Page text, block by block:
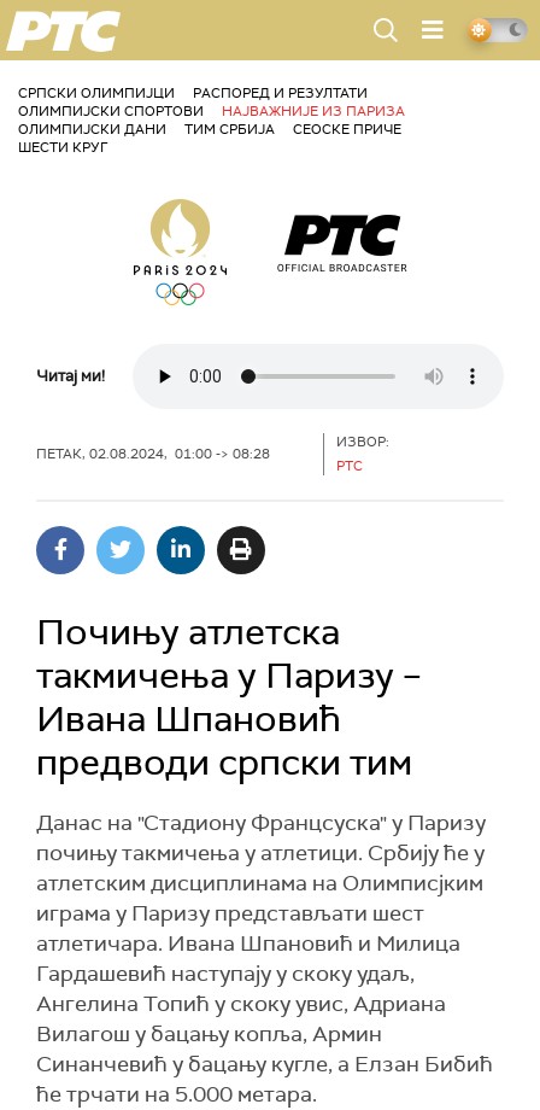
РТС
СРПСКИ ОЛИМПИЈЦИ
РАСПОРЕД И РЕЗУЛТАТИ
ОЛИМПИЈСКИ СПОРТОВИ
НАЈВАЖНИЈЕ ИЗ ПАРИЗА
ОЛИМПИЈСКИ ДАНИ
ТИМ СРБИЈА
СЕОСКЕ ПРИЧЕ
ШЕСТИ КРУГ
Читај ми!
ПЕТАК, 02.08.2024, 01:00 -> 08:28
ИЗВОР:
РТС
Почињу атлетска
такмичења у Паризу –
Ивана Шпановић
предводи српски тим
Данас на "Стадиону Францсуска" у Паризу
почињу такмичења у атлетици. Србију ће у
атлетским дисциплинама на Олимписјким
играма у Паризу представљати шест
атлетичара. Ивана Шпановић и Милица
Гардашевић наступају у скоку удаљ,
Ангелина Топић у скоку увис, Адриана
Вилагош у бацању копља, Армин
Синанчевић у бацању кугле, а Елзан Бибић
ће трчати на 5.000 метара.